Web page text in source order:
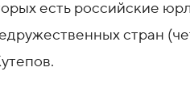
есть российские
стран